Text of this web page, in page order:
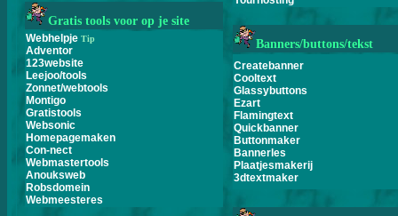
Gratis tools voor op je site
Webhelpje Tip
Adventor
123website
Leejoo/tools
Zonnet/webtools
Montigo
Gratistools
Websonic
Homepagemaken
Con-nect
Webmastertools
Anouksweb
Robsdomein
Webmeesteres
Banners/buttons/tekst
Createbanner
Cooltext
Glassybuttons
Ezart
Flamingtext
Quickbanner
Buttonmaker
Bannerles
Plaatjesmakerij
3dtextmaker